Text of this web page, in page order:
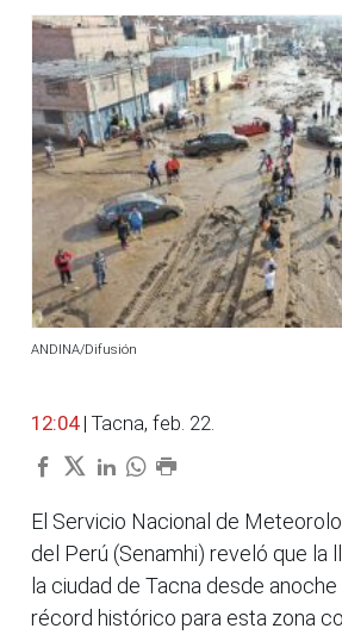
ANDINA/Difusión
12:04 | Tacna, feb. 22.
El Servicio Nacional de
del Perú (Senamhi) reveló que la
la ciudad de Tacna desde
récord histórico para esta zona